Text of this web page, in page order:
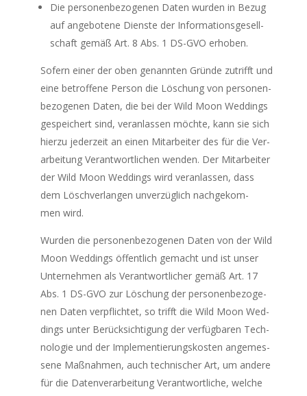
Die per­so­nen­be­zo­ge­nen Daten wur­den in Bezug
auf ange­bo­te­ne Diens­te der Infor­ma­ti­ons­ge­sell­
schaft gemäß Art. 8 Abs. 1 DS-GVO erhoben.
Sofern einer der oben genann­ten Grün­de zutrifft und
eine betrof­fe­ne Per­son die Löschung von per­so­nen­
be­zo­ge­nen Daten, die bei der Wild Moon Wed­dings
gespei­chert sind, ver­an­las­sen möch­te, kann sie sich
hier­zu jeder­zeit an einen Mit­ar­bei­ter des für die Ver­
ar­bei­tung Ver­ant­wort­li­chen wen­den. Der Mit­ar­bei­ter
der Wild Moon Wed­dings wird ver­an­las­sen, dass
dem Lösch­ver­lan­gen unver­züg­lich nach­ge­kom­
men wird.
Wur­den die per­so­nen­be­zo­ge­nen Daten von der Wild
Moon Wed­dings öffent­lich gemacht und ist unser
Unter­neh­men als Ver­ant­wort­li­cher gemäß Art. 17
Abs. 1 DS-GVO zur Löschung der per­so­nen­be­zo­ge­
nen Daten ver­pflich­tet, so trifft die Wild Moon Wed­
dings unter Berück­sich­ti­gung der ver­füg­ba­ren Tech­
no­lo­gie und der Imple­men­tie­rungs­kos­ten ange­mes­
se­ne Maß­nah­men, auch tech­ni­scher Art, um ande­re
für die Daten­ver­ar­bei­tung Ver­ant­wort­li­che, wel­che